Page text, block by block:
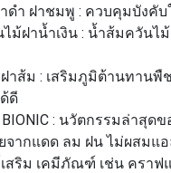
ดำ ฝาชมพู : ควบคุมบังคับ
ม้ฝาน้ำเงิน : น้ำส้มควันไ
าส้ม : เสริมภูมิต้านทานพื
ดี
: นวัตกรรมล่าสุดข
จากแดด ลม ฝน ไม่ผสมแ
สริม เคมีภัณฑ์ เช่น คราฟ